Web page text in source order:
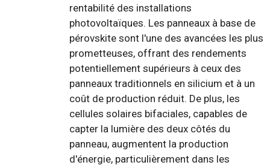
rentabilité des installations
photovoltaïques. Les panneaux à base de
pérovskite sont l'une des avancées les plus
prometteuses, offrant des rendements
potentiellement supérieurs à ceux des
panneaux traditionnels en silicium et à un
coût de production réduit. De plus, les
cellules solaires bifaciales, capables de
capter la lumière des deux côtés du
panneau, augmentent la production
d'énergie, particulièrement dans les